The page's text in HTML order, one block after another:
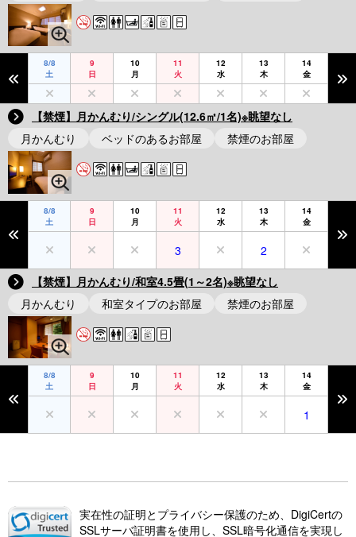
8/8
土
9
日
10
月
11
火
12
水
13
木
14
金
【禁煙】月かんむり/シングル(12.6㎡/1名)※眺望なし
月かんむり
ベッドのあるお部屋 禁煙のお部屋
8/8
土
9
日
10
月
11
火
12
水
13
木
14
金
3
2
【禁煙】月かんむり/和室4.5畳(1～2名)※眺望なし
月かんむり
和室タイプのお部屋 禁煙のお部屋
8/8
土
9
日
10
月
11
火
12
水
13
木
14
金
1
実在性の証明とプライバシー保護のため、DigiCertの
SSLサーバ証明書を使用し、SSL暗号化通信を実現し